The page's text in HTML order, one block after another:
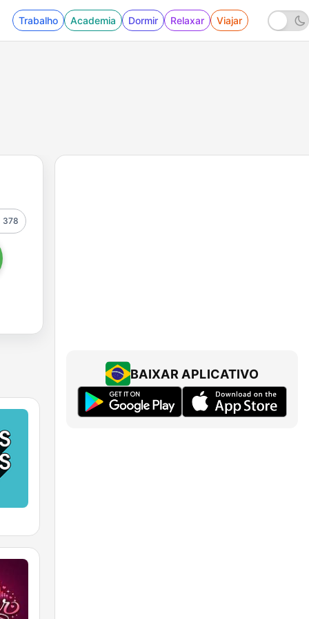
Trabalho Academia Dormir Relaxar Viajar
378
BAIXAR APLICATIVO